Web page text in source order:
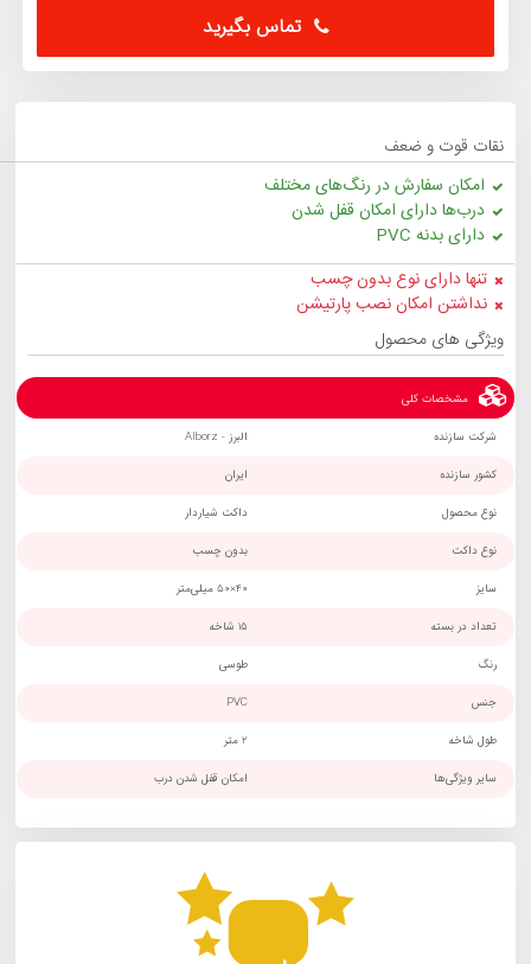
تماس بگیرید
نقات قوت و ضعف
امکان سفارش در رنگ‌های مختلف
درب‌ها دارای امکان قفل شدن
دارای بدنه PVC
تنها دارای نوع بدون چسب
نداشتن امکان نصب پارتیشن
ویژگی های محصول
مشخصات کلی
شرکت سازنده البرز - Alborz
کشور سازنده ایران
نوع محصول داکت شیاردار
نوع داکت بدون چسب
سایز 40×50 میلی‌متر
تعداد در بسته 15 شاخه
رنگ طوسی
جنس PVC
طول شاخه 2 متر
سایر ویژگی‌ها امکان قفل شدن درب